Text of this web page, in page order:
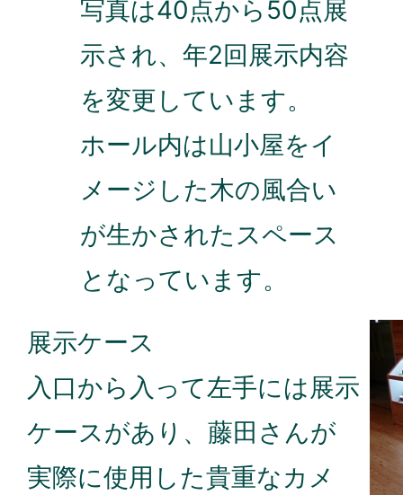
写真は40点から50点展
示され、年2回展示内容
を変更しています。
ホール内は山小屋をイ
メージした木の風合い
が生かされたスペース
となっています。
展示ケース
入口から入って左手には展示
ケースがあり、藤田さんが
実際に使用した貴重なカメ